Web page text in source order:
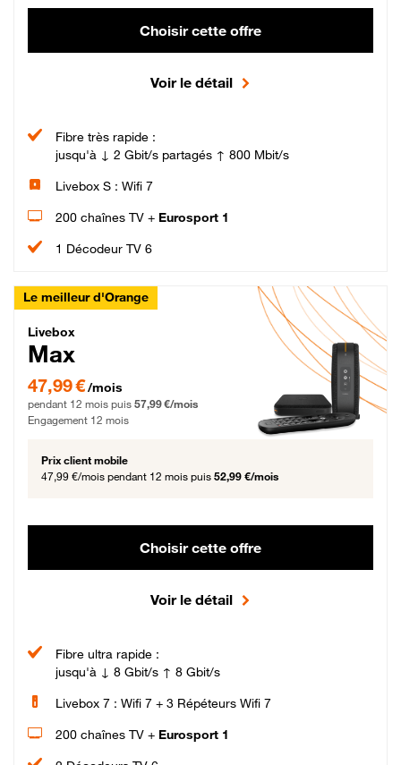
Choisir cette offre
Voir le détail
Fibre très rapide :
jusqu'à ↓ 2 Gbit/s partagés ↑ 800 Mbit/s
Livebox S : Wifi 7
200 chaînes TV + Eurosport 1
1 Décodeur TV 6
Le meilleur d'Orange
Livebox Max Fibre
Livebox
Max
47,99 € par mois pendant 12 mois puis 57,99 € par mois, Engagement 12 mois
47,99 €/mois
pendant 12 mois puis 57,99 €/mois
Engagement 12 mois
Prix client mobile
47,99 €/mois pendant 12 mois puis 52,99 €/mois
Choisir cette offre
Voir le détail
Fibre ultra rapide :
jusqu'à ↓ 8 Gbit/s ↑ 8 Gbit/s
Livebox 7 : Wifi 7 + 3 Répéteurs Wifi 7
200 chaînes TV + Eurosport 1